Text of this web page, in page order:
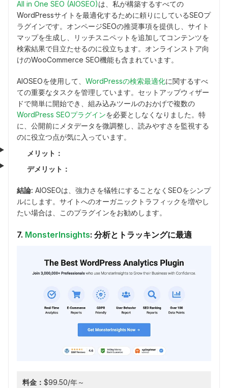
All in One SEO (AIOSEO)は、私が構築するすべての
WordPressサイトを最適化するために頼りにしているSEOプ
ラグインです。オンページSEOの推奨事項を提供し、サイト
マップを生成し、リッチスニペットを追加してコンテンツを
検索結果で目立たせるのに役立ちます。オンラインストア向
けのWooCommerce SEO機能も含まれています。
AIOSEOを使用して、 WordPressの検索最適化に関するすべ
ての重要なタスクを管理しています。セットアップウィザー
ドで簡単に開始でき、組み込みツールのおかげで複数の
WordPress SEOプラグインを必要としなくなりました。特
に、公開前にメタデータを微調整し、読みやすさを監視する
のに役立つ点が気に入っています。
メリット：
デメリット：
結論: AIOSEOは、強力さを犠牲にすることなくSEOをシンプ
ルにします。サイトへのオーガニックトラフィックを増やし
たい場合は、このプラグインをお勧めします。
7. MonsterInsights: 分析とトラッキングに最適
料金： $99.50/年～